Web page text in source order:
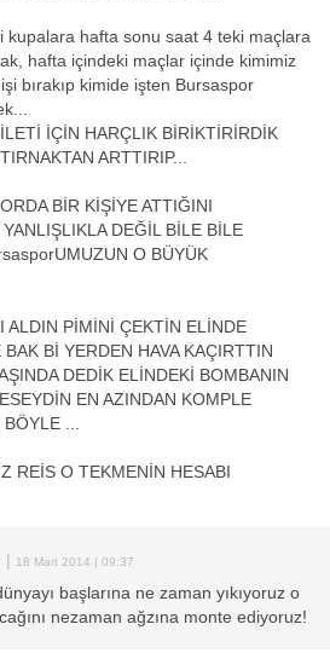
kupalara hafta sonu saat 4 teki maçlara
hafta içindeki maçlar içinde kimimiz
bırakıp kimide işten Bursaspor
İÇİN HARÇLIK BİRİKTİRİRDİK
ARTTIRIP...
BİR KİŞİYE ATTIĞINI
DEĞİL BİLE BİLE
O BÜYÜK
ALDIN PİMİNİ ÇEKTİN ELİNDE
Bİ YERDEN HAVA KAÇIRTTIN
DEDİK ELİNDEKİ BOMBANIN
EN AZINDAN KOMPLE
BÖYLE ...
REİS O TEKMENİN HESABI
| 18 Mart 2014 | 09:37
başlarına ne zaman yıkıyoruz o
nezaman ağzına monte ediyoruz!